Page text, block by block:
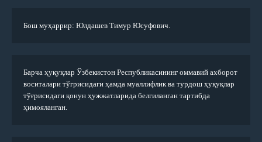
Бош муҳаррир: Юлдашев Тимур Юсуфович.
Барча ҳуқуқлар Ўзбекистон Республикасининг оммавий ахборот
воситалари тўғрисидаги ҳамда муаллифлик ва турдош ҳуқуқлар
тўғрисидаги қонун ҳужжатларида белгиланган тартибда
ҳимояланган.